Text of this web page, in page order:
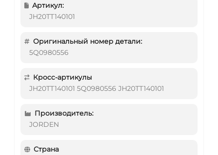
Артикул:
JH20TT140101
Оригинальный номер детали:
5Q0980556
Кросс-артикулы
JH20TT140101 5Q0980556 JH20TT140101
Производитель:
JORDEN
Страна